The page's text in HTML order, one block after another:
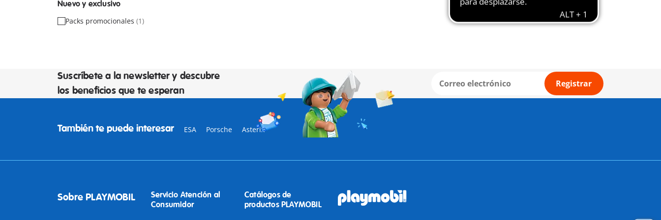
Nuevo y exclusivo
Packs promocionales (1)
Suscríbete a la newsletter y descubre
los beneficios que te esperan
Registrar
También te puede interesar ESA Porsche Asterix
Sobre PLAYMOBIL
Servicio Atención al
Consumidor
Catálogos de
productos PLAYMOBIL